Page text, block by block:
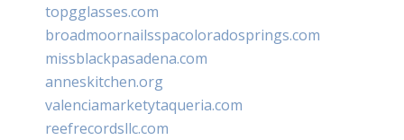
topgglasses.com
broadmoornailsspacoloradosprings.com
missblackpasadena.com
anneskitchen.org
valenciamarketytaqueria.com
reefrecordsllc.com